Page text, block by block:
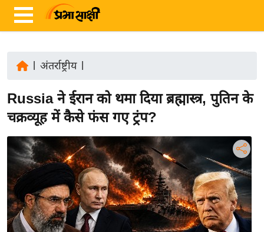
ज़ा
ख
रा
ष्ट्री
य
अं
अंतर्राष्ट्रीय|
Russia ने ईरान को थमा दिया ब्रह्मास्त्र, पुतिन के
चक्रव्यूह में कैसे फंस गए ट्रंप?